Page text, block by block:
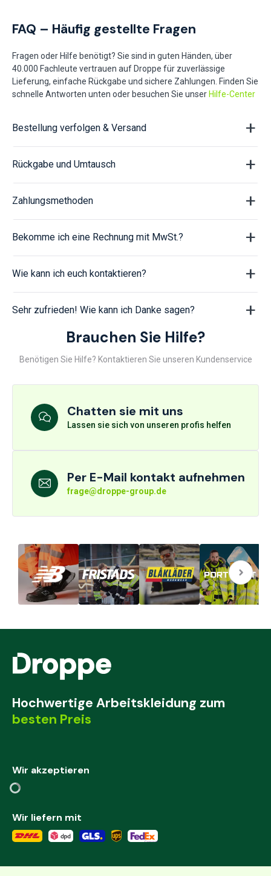
FAQ – Häufig gestellte Fragen
Fragen oder Hilfe benötigt? Sie sind in guten Händen, über
40.000 Fachleute vertrauen auf Droppe für zuverlässige
Lieferung, einfache Rückgabe und sichere Zahlungen. Finden Sie
schnelle Antworten unten oder besuchen Sie unser Hilfe-Center
Bestellung verfolgen & Versand
Rückgabe und Umtausch
Zahlungsmethoden
Bekomme ich eine Rechnung mit MwSt.?
Wie kann ich euch kontaktieren?
Sehr zufrieden! Wie kann ich Danke sagen?
Brauchen Sie Hilfe?
Benötigen Sie Hilfe? Kontaktieren Sie unseren Kundenservice
Chatten sie mit uns
Lassen sie sich von unseren profis helfen
Per E-Mail kontakt aufnehmen
frage@droppe-group.de
Hochwertige Arbeitskleidung zum
besten Preis
Wir akzeptieren
Wir liefern mit